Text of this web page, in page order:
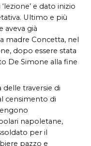
e dato inizio
Ultimo e più
aveva già
madre Concetta, nel
dopo essere stata
De Simone alla fine
delle traversie di
censimento di
napoletane,
per il
pazzo e